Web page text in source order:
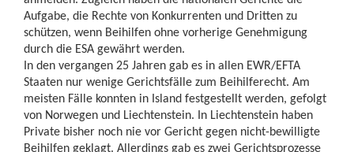
Aufgabe, die Rechte von Konkurrenten und Dritten zu
schützen, wenn Beihilfen ohne vorherige Genehmigung
durch die ESA gewährt werden.
In den vergangen 25 Jahren gab es in allen EWR/EFTA
Staaten nur wenige Gerichtsfälle zum Beihilferecht. Am
meisten Fälle konnten in Island festgestellt werden, gefolgt
von Norwegen und Liechtenstein. In Liechtenstein haben
Private bisher noch nie vor Gericht gegen nicht-bewilligte
Beihilfen geklagt. Allerdings gab es zwei Gerichtsprozesse